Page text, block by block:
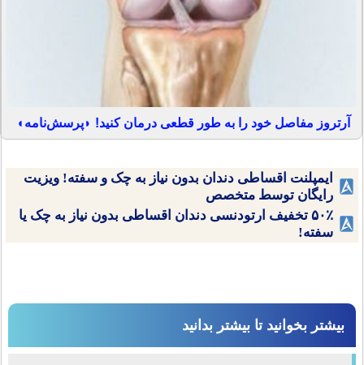
آرتروز مفاصل خود را به طور قطعی درمان کنید! ◗پرسش‌نامه◖
ایمپلنت اقساطی دندان بدون نیاز به چک و سفته! ویزیت
رایگان توسط متخصص
۵۰٪ تخفیف ارتودنسی دندان اقساطی بدون نیاز به چک یا
سفته!
بیشتر بخوانید تا بیشتر بدانید